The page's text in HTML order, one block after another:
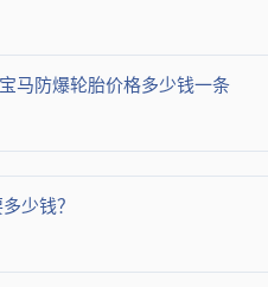
马防爆轮胎价格多少钱一条
少钱？